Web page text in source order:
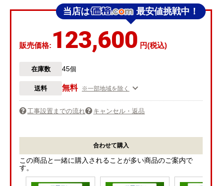
当店は 最安値挑戦中！
販売価格: 123,600 円(税込)
在庫数 45個
送料 無料 ※一部地域を除く
工事設置までの流れ キャンセル・返品
合わせて購入
この商品と一緒に購入されることが多い商品のご案内で
す。